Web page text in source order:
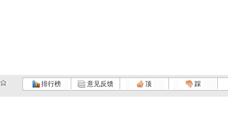
排行榜 意见反馈 顶 踩